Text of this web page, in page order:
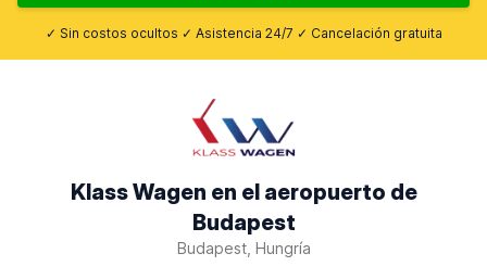
✓ Sin costos ocultos ✓ Asistencia 24/7 ✓ Cancelación gratuita
Klass Wagen en el aeropuerto de
Budapest
Budapest, Hungría